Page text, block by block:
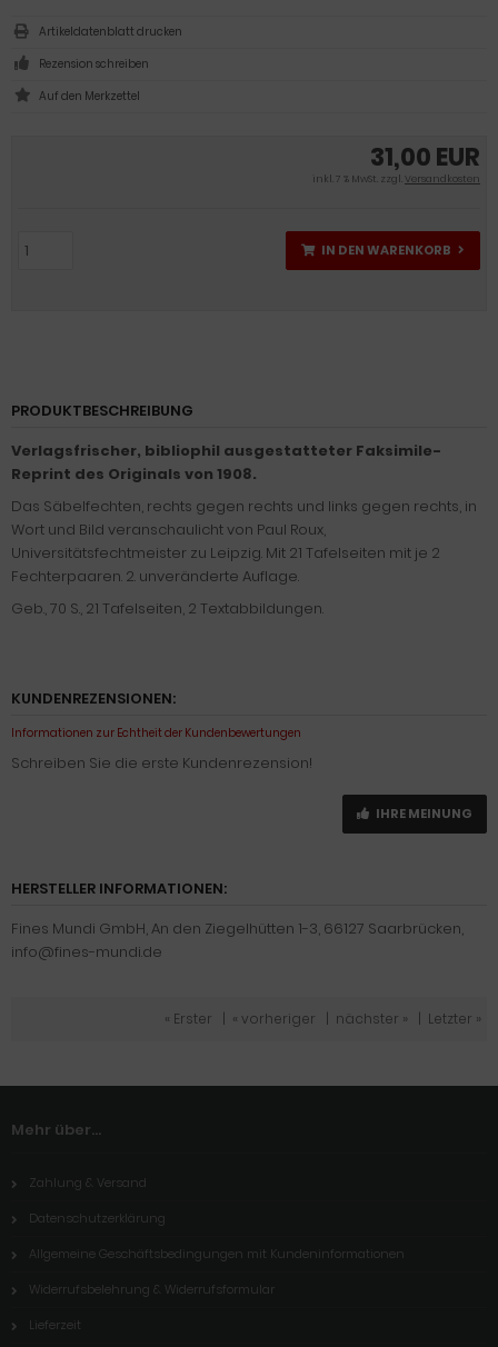
31,00 EUR
inkl. 7 % MwSt. zzgl.Versandkosten
IN DEN WARENKORB
Artikeldatenblatt drucken
Rezension schreiben
PRODUKTBESCHREIBUNG
Verlagsfrischer, bibliophil ausgestatteter Faksimile-
Reprint des Originals von 1908.
Das Säbelfechten, rechts gegen rechts und links gegen rechts, in
Wort und Bild veranschaulicht von Paul Roux,
Universitätsfechtmeister zu Leipzig. Mit 21 Tafelseiten mit je 2
Fechterpaaren. 2. unveränderte Auflage.
Geb., 70 S., 21 Tafelseiten, 2 Textabbildungen.
KUNDENREZENSIONEN:
Informationen zur Echtheit der Kundenbewertungen
Schreiben Sie die erste Kundenrezension!
IHRE MEINUNG
HERSTELLER INFORMATIONEN:
Fines Mundi GmbH, An den Ziegelhütten 1-3, 66127 Saarbrücken,
info@fines-mundi.de
« Erster « vorheriger nächster » Letzter »
Mehr über...
Zahlung & Versand
Datenschutzerklärung
Allgemeine Geschäftsbedingungen mit Kundeninformationen
Widerrufsbelehrung & Widerrufsformular
Lieferzeit